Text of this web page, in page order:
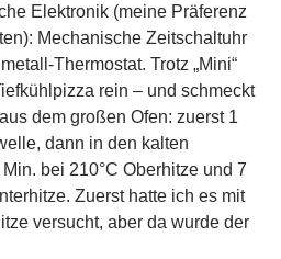
Elektronik (meine Präferenz
Mechanische Zeitschaltuhr
Thermostat. Trotz „Mini“
rein – und schmeckt
dem großen Ofen: zuerst 1
dann in den kalten
bei 210°C Oberhitze und 7
Zuerst hatte ich es mit
versucht, aber da wurde der